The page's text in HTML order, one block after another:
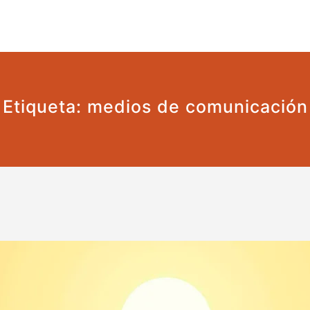
Etiqueta: medios de comunicación